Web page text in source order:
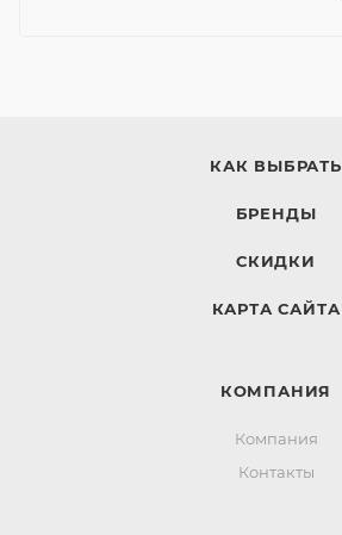
КАК ВЫБРАТЬ
БРЕНДЫ
СКИДКИ
КАРТА САЙТА
КОМПАНИЯ
Компания
Контакты